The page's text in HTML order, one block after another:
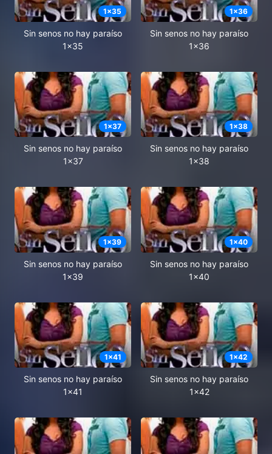
1x35
Sin senos no hay paraíso
1x35
1x36
Sin senos no hay paraíso
1x36
1x37
Sin senos no hay paraíso
1x37
1x38
Sin senos no hay paraíso
1x38
1x39
Sin senos no hay paraíso
1x39
1x40
Sin senos no hay paraíso
1x40
1x41
Sin senos no hay paraíso
1x41
1x42
Sin senos no hay paraíso
1x42